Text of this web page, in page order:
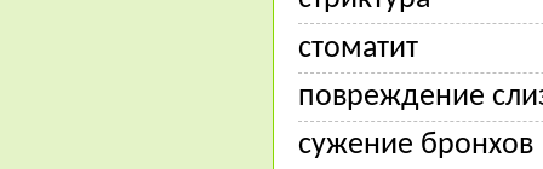
стоматит
повреждение
сужение бронхов